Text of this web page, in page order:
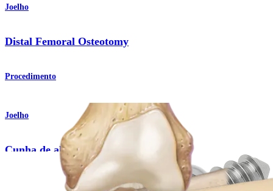
Joelho
Distal Femoral Osteotomy
Procedimento
Joelho
Cunha de abertura tibial